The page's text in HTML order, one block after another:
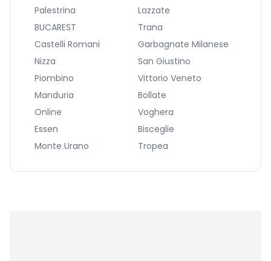
Palestrina
Lazzate
BUCAREST
Trana
Castelli Romani
Garbagnate Milanese
Nizza
San Giustino
Piombino
Vittorio Veneto
Manduria
Bollate
Online
Voghera
Essen
Bisceglie
Monte Urano
Tropea